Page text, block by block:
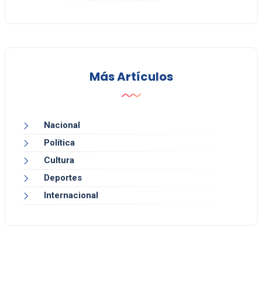
Más Artículos
Nacional
Política
Cultura
Deportes
Internacional